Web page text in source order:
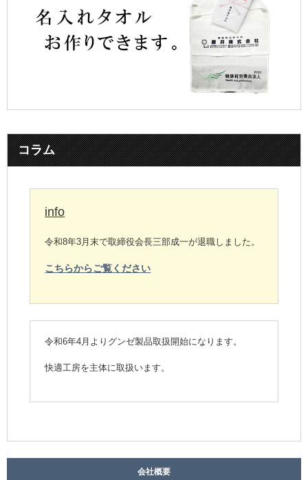
コラム
info
令和8年3月末で取締役会長三部成一が退職しました。
こちらからご覧ください
令和6年4月よりグンゼ製品取扱開始になります。
快適工房を主体に取扱います。
会社概要